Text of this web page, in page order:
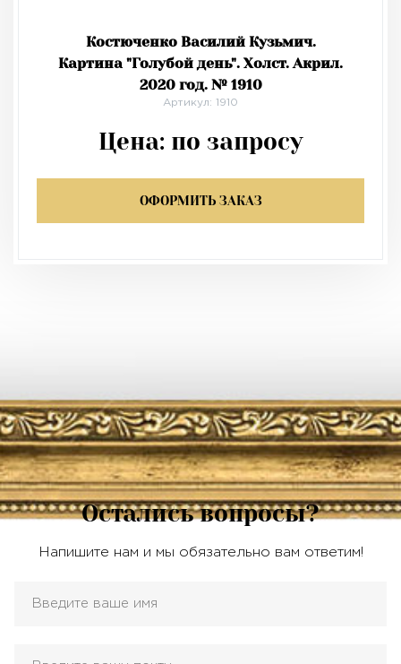
Костюченко Василий Кузьмич.
Картина "Голубой день". Холст. Акрил.
2020 год. № 1910
Артикул: 1910
Цена: по запросу
ОФОРМИТЬ ЗАКАЗ
Остались вопросы?
Напишите нам и мы обязательно вам ответим!